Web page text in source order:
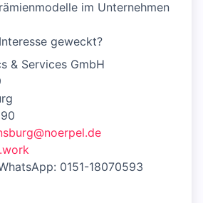
im Unternehmen
geweckt?
& Services GmbH
0151-18070593